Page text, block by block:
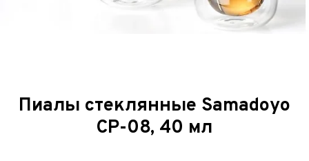
Пиалы стеклянные Samadoyo
CP-08, 40 мл